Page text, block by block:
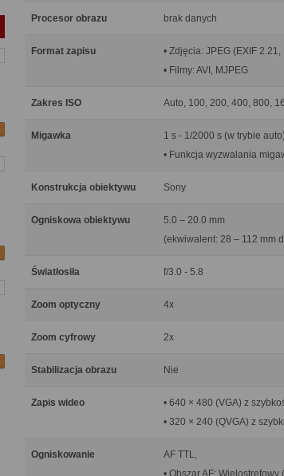
Procesor obrazu brak danych
Format zapisu
• Zdjęcia: JPEG (EXIF
• Filmy: AVI, MJPEG
Zakres ISO Auto, 100, 200, 400, 800,
Migawka
1 s - 1/2000 s (w trybie auto)
• Funkcja wyzwalania
Konstrukcja obiektywu Sony
Ogniskowa obiektywu
5.0 – 20.0 mm
(ekwiwalent: 28 – 112 mm
Światłosiła f/3.0 - 5.8
Zoom optyczny 4x
Zoom cyfrowy 2x
Stabilizacja obrazu Nie
Zapis wideo
• 640 × 480 (VGA) z
• 320 × 240 (QVGA) z
Ogniskowanie
AF TTL,
• Obszar AF: